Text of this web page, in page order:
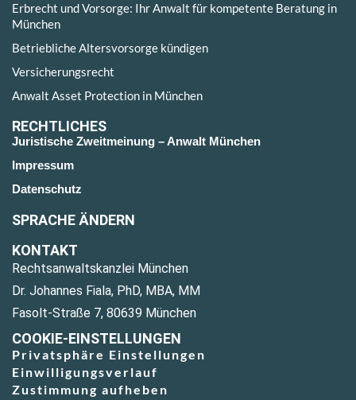
Erbrecht und Vorsorge: Ihr Anwalt für kompetente Beratung in
München
Betriebliche Altersvorsorge kündigen
Versicherungsrecht
Anwalt Asset Protection in München
RECHTLICHES
Juristische Zweitmeinung – Anwalt München
Impressum
Datenschutz
SPRACHE ÄNDERN
KONTAKT
Rechtsanwaltskanzlei München
Dr. Johannes Fiala, PhD, MBA, MM
Fasolt-Straße 7, 80639 München
COOKIE-EINSTELLUNGEN
Privatsphäre Einstellungen
Einwilligungsverlauf
Zustimmung aufheben